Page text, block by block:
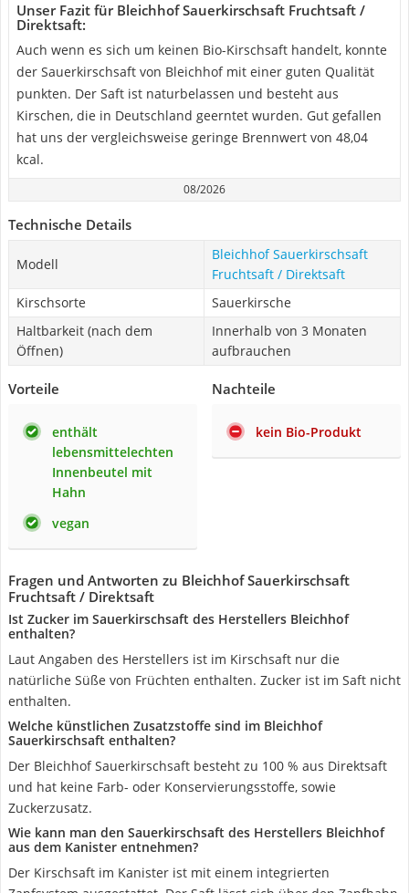
Unser Fazit für Bleichhof Sauerkirschsaft Fruchtsaft /
Direktsaft:
Auch wenn es sich um keinen Bio-Kirschsaft handelt, konnte
der Sauerkirschsaft von Bleichhof mit einer guten Qualität
punkten. Der Saft ist naturbelassen und besteht aus
Kirschen, die in Deutschland geerntet wurden. Gut gefallen
hat uns der vergleichsweise geringe Brennwert von 48,04
kcal.
08/2026
Technische Details
Modell
Bleichhof Sauerkirschsaft
Fruchtsaft / Direktsaft
Kirschsorte
Sauerkirsche
Haltbarkeit (nach dem
Öffnen)
Innerhalb von 3 Monaten
aufbrauchen
Vorteile
enthält
lebensmittelechten
Innenbeutel mit
Hahn
vegan
Nachteile
kein Bio-Produkt
Fragen und Antworten zu Bleichhof Sauerkirschsaft
Fruchtsaft / Direktsaft
Ist Zucker im Sauerkirschsaft des Herstellers Bleichhof
enthalten?
Laut Angaben des Herstellers ist im Kirschsaft nur die
natürliche Süße von Früchten enthalten. Zucker ist im Saft nicht
enthalten.
Welche künstlichen Zusatzstoffe sind im Bleichhof
Sauerkirschsaft enthalten?
Der Bleichhof Sauerkirschsaft besteht zu 100 % aus Direktsaft
und hat keine Farb- oder Konservierungsstoffe, sowie
Zuckerzusatz.
Wie kann man den Sauerkirschsaft des Herstellers Bleichhof
aus dem Kanister entnehmen?
Der Kirschsaft im Kanister ist mit einem integrierten